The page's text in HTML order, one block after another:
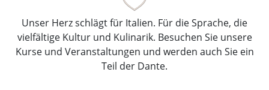
Unser Herz schlägt für Italien. Für die Sprache, die
vielfältige Kultur und Kulinarik. Besuchen Sie unsere
Kurse und Veranstaltungen und werden auch Sie ein
Teil der Dante.